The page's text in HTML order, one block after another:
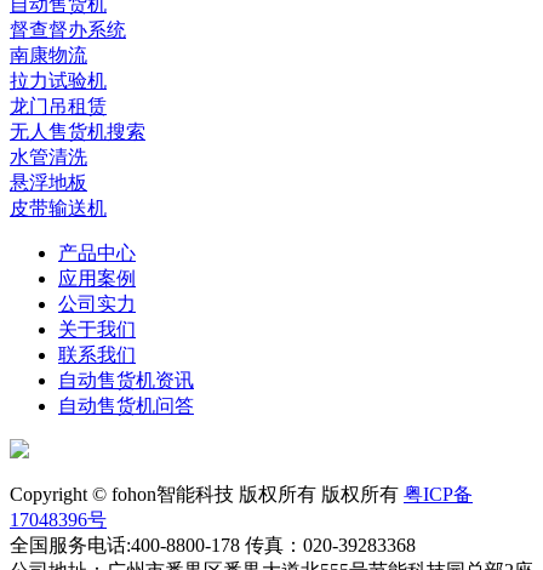
自动售货机
督查督办系统
南康物流
拉力试验机
龙门吊租赁
无人售货机搜索
水管清洗
悬浮地板
皮带输送机
产品中心
应用案例
公司实力
关于我们
联系我们
自动售货机资讯
自动售货机问答
Copyright © fohon智能科技 版权所有 版权所有 粤ICP备
17048396号
全国服务电话:400-8800-178 传真：020-39283368